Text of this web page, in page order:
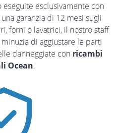
esclusivamente con
garanzia di 12 mesi sugli
forni o lavatrici, il nostro staff
di aggiustare le parti
danneggiate con ricambi
Ocean.